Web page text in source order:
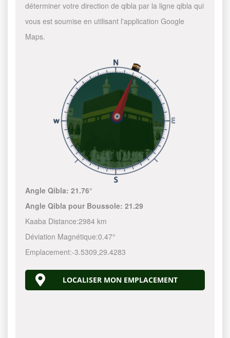
déterminer votre direction de qibla par la ligne qibla qui
vous est soumise en utilisant l'application Google
Maps.
Angle Qibla:21.76°
Angle Qibla pour Boussole:21.29
Kaaba Distance:2984 km
Déviation Magnétique:0.47°
Emplacement:-3.5309,29.4283
LOCALISER MON EMPLACEMENT